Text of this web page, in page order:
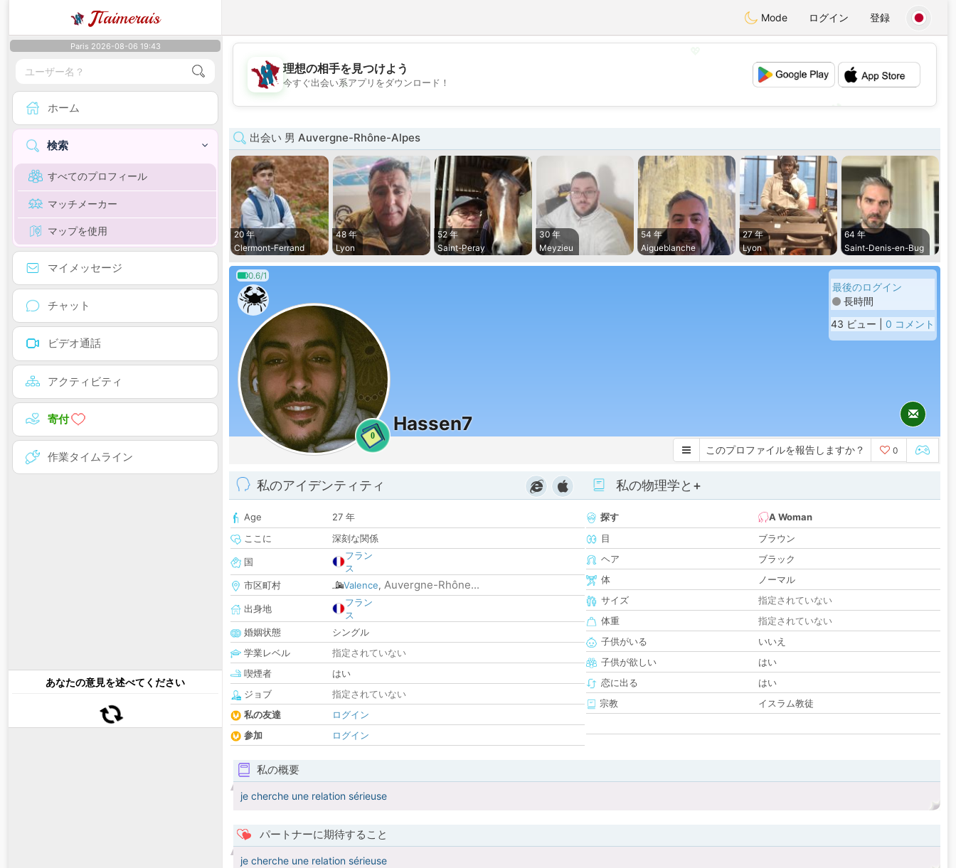
JTaimerais Mode ログイン 登録
Paris 2026-08-06 19:43
ホーム
検索
すべてのプロフィール
マッチメーカー
マップを使用
マイメッセージ
チャット
ビデオ通話
アクティビティ
寄付
作業タイムライン
あなたの意見を述べてください
💖
💕
理想の相手を見つけよう
今すぐ出会い系アプリをダウンロード！
出会い 男 Auvergne-Rhône-Alpes
20 年
Clermont-Ferrand
48 年
Lyon
52 年
Saint-Peray
30 年
Meyzieu
54 年
Aigueblanche
27 年
Lyon
64 年
Saint-Denis-en-Bug
0.6/1
0
Hassen7
最後のログイン
長時間
43 ビュー | 0 コメント
このプロファイルを報告しますか？ 0
私のアイデンティティ
Age
27 年
ここに
深刻な関係
国
フラン
ス
市区町村
Valence, Auvergne-Rhône...
出身地
フラン
ス
婚姻状態
シングル
学業レベル
指定されていない
喫煙者
はい
ジョブ
指定されていない
私の友達
ログイン
参加
ログイン
私の物理学と+
探す
A Woman
目
ブラウン
ヘア
ブラック
体
ノーマル
サイズ
指定されていない
体重
指定されていない
子供がいる
いいえ
子供が欲しい
はい
恋に出る
はい
宗教
イスラム教徒
私の概要
je cherche une relation sérieuse
パートナーに期待すること
je cherche une relation sérieuse